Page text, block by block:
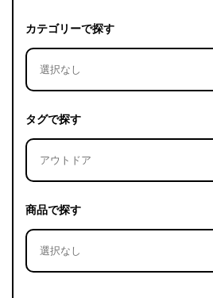
カテゴリーで探す
タグで探す
商品で探す